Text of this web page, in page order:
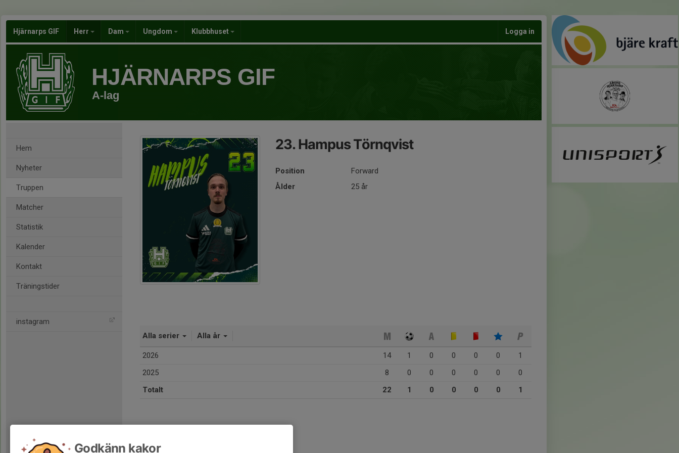
Hjärnarps GIF Herr Dam Ungdom Klubbhuset Logga in
HJÄRNARPS GIF
A-lag
Hem
Nyheter
Truppen
Matcher
Statistik
Kalender
Kontakt
Träningstider
instagram
23. Hampus Törnqvist
Position
Forward
Ålder
25 år
Alla serier Alla år
2026 14 1 0 0 0 0
1
2025
8 0 0 0 0 0
0
Totalt
22 1 0 0 0 0 1
Godkänn kakor